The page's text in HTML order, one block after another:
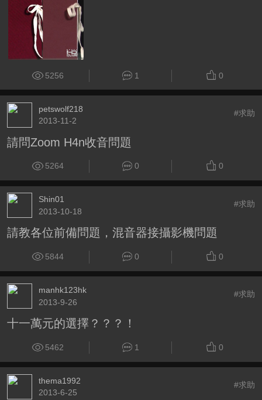
5256 1 0
petswolf218
2013-11-2
#求助
請問Zoom H4n收音問題
5264 0 0
Shin01
2013-10-18
#求助
請教各位前備問題，混音器接攝影機問題
5844 0 0
manhk123hk
2013-9-26
#求助
十一萬元的選擇？？？！
5462 1 0
thema1992
2013-6-25
#求助